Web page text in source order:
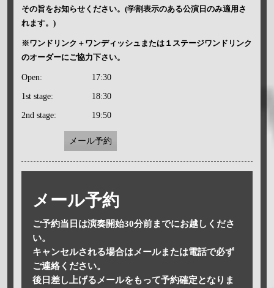
その旨をお知らせください。(学割表示のある公演日のみ適用さ
れます。)
※ワンドリンク＋ワンディッシュまたは１ステージワンドリンク
のオーダーにご協力下さい。
Open: 17:30
1st stage: 18:30
2nd stage: 19:50
メール予約
メール予約
ご予約当日は演奏開始30分前までにお越しくださ
い。
キャンセルされる場合はメールまたは電話で必ず
ご連絡ください。
後日差し上げるメールをもって予約確定となりま